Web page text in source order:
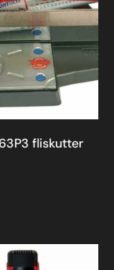
fliskutter